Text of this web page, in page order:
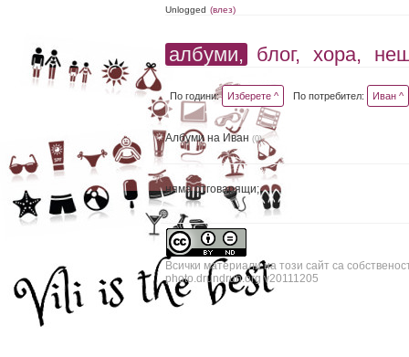
Unlogged (влез)
албуми, блог, хора,
По години: Изберете ^ По потребител: Иван ^
Албуми на Иван(0)
няма отговарящи;
Всички материали на този сайт са
photo.drundrun.org v20111205